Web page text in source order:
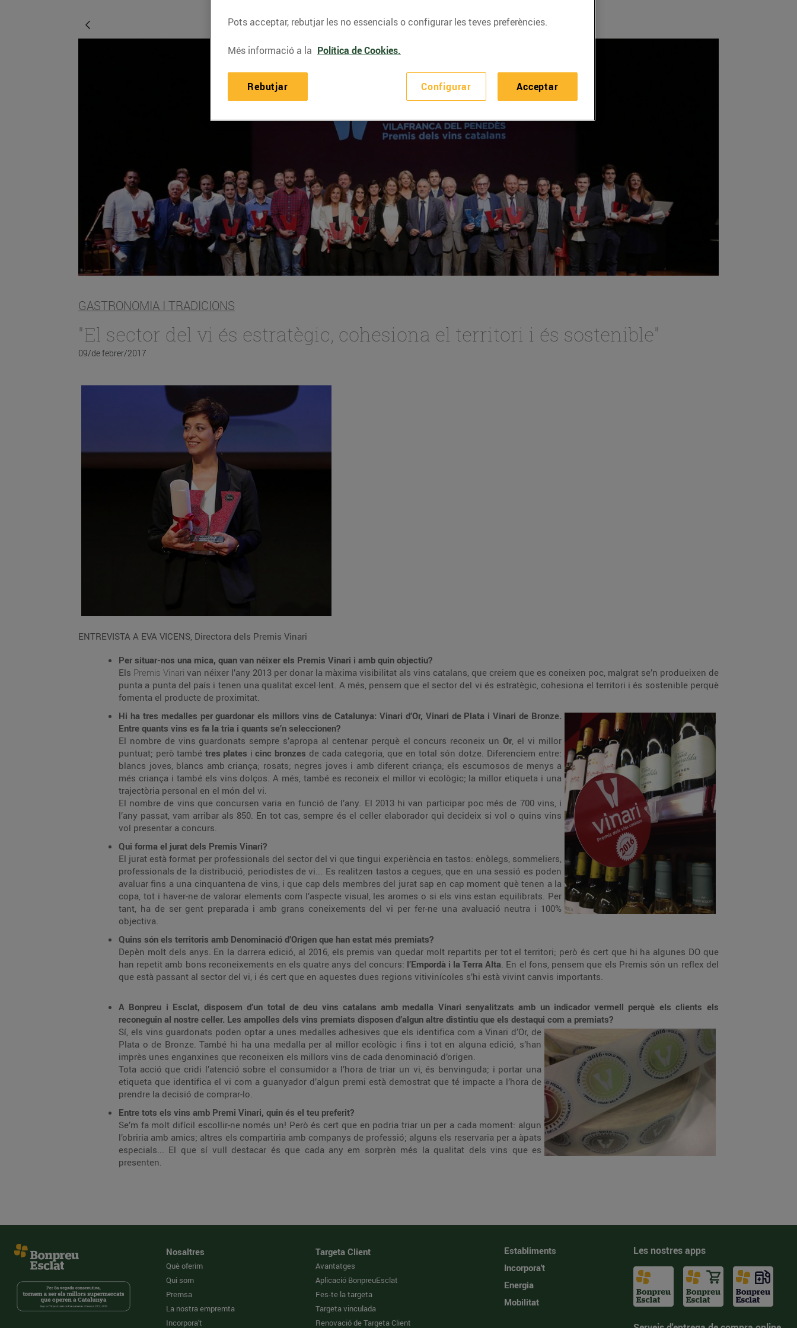
GASTRONOMIA I TRADICIONS
"El sector del vi és estratègic, cohesiona el territori i és sostenible"
09/de febrer/2017
ENTREVISTA A EVA VICENS, Directora dels Premis Vinari
Per situar-nos una mica, quan van néixer els Premis Vinari i amb quin objectiu?
Els Premis Vinari van néixer l’any 2013 per donar la màxima visibilitat als vins catalans, que creiem que es coneixen poc, malgrat se’n produeixen de
punta a punta del país i tenen una qualitat excel·lent. A més, pensem que el sector del vi és estratègic, cohesiona el territori i és sostenible perquè
fomenta el producte de proximitat.
Hi ha tres medalles per guardonar els millors vins de Catalunya: Vinari d’Or, Vinari de Plata i Vinari de Bronze.
Entre quants vins es fa la tria i quants se’n seleccionen?
El nombre de vins guardonats sempre s’apropa al centenar perquè el concurs reconeix un Or, el vi millor
puntuat; però també tres plates i cinc bronzes de cada categoria, que en total són dotze. Diferenciem entre:
blancs joves, blancs amb criança; rosats; negres joves i amb diferent criança; els escumosos de menys a
més criança i també els vins dolços. A més, també es reconeix el millor vi ecològic; la millor etiqueta i una
trajectòria personal en el món del vi.
El nombre de vins que concursen varia en funció de l’any. El 2013 hi van participar poc més de 700 vins, i
l’any passat, vam arribar als 850. En tot cas, sempre és el celler elaborador qui decideix si vol o quins vins
vol presentar a concurs.
Qui forma el jurat dels Premis Vinari?
El jurat està format per professionals del sector del vi que tingui experiència en tastos: enòlegs, sommeliers,
professionals de la distribució, periodistes de vi... Es realitzen tastos a cegues, que en una sessió es poden
avaluar fins a una cinquantena de vins, i que cap dels membres del jurat sap en cap moment què tenen a la
copa, tot i haver-ne de valorar elements com l’aspecte visual, les aromes o si els vins estan equilibrats. Per
tant, ha de ser gent preparada i amb grans coneixements del vi per fer-ne una avaluació neutra i 100%
objectiva.
Quins són els territoris amb Denominació d’Origen que han estat més premiats?
Depèn molt dels anys. En la darrera edició, al 2016, els premis van quedar molt repartits per tot el territori; però és cert que hi ha algunes DO que
han repetit amb bons reconeixements en els quatre anys del concurs: l’Empordà i la Terra Alta. En el fons, pensem que els Premis són un reflex del
que està passant al sector del vi, i és cert que en aquestes dues regions vitivinícoles s’hi està vivint canvis importants.
A Bonpreu i Esclat, disposem d’un total de deu vins catalans amb medalla Vinari senyalitzats amb un indicador vermell perquè els clients els
reconeguin al nostre celler. Les ampolles dels vins premiats disposen d’algun altre distintiu que els destaqui com a premiats?
Sí, els vins guardonats poden optar a unes medalles adhesives que els identifica com a Vinari d’Or, de
Plata o de Bronze. També hi ha una medalla per al millor ecològic i fins i tot en alguna edició, s’han
imprès unes enganxines que reconeixen els millors vins de cada denominació d’origen.
Tota acció que cridi l’atenció sobre el consumidor a l’hora de triar un vi, és benvinguda; i portar una
etiqueta que identifica el vi com a guanyador d’algun premi està demostrat que té impacte a l’hora de
prendre la decisió de comprar-lo.
Entre tots els vins amb Premi Vinari, quin és el teu preferit?
Se’m fa molt difícil escollir-ne només un! Però és cert que en podria triar un per a cada moment: algun
l’obriria amb amics; altres els compartiria amb companys de professió; alguns els reservaria per a àpats
especials... El que sí vull destacar és que cada any em sorprèn més la qualitat dels vins que es
presenten.
Nosaltres
Què oferim
Qui som
Premsa
La nostra empremta
Incorpora't
Targeta Client
Avantatges
Aplicació BonpreuEsclat
Fes-te la targeta
Targeta vinculada
Renovació de Targeta Client
Establiments
Incorpora't
Energia
Mobilitat
Les nostres apps
Pots acceptar, rebutjar les no essencials o configurar les teves preferències.
Més informació a la Política de Cookies.
Configurar
Rebutjar Acceptar